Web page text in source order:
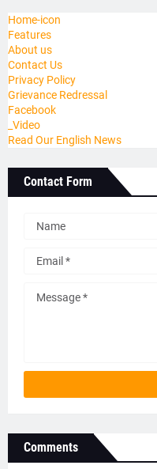
Home-icon
Features
About us
Contact Us
Privacy Policy
Grievance Redressal
Facebook
_Video
Read Our English News
Contact Form
Comments